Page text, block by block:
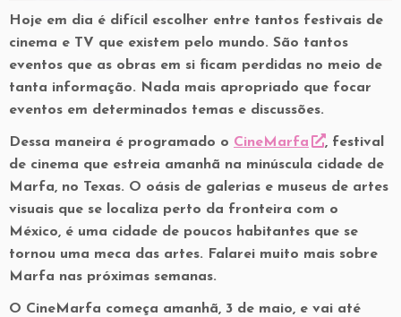
Hoje em dia é difícil escolher entre tantos festivais de
cinema e TV que existem pelo mundo. São tantos
eventos que as obras em si ficam perdidas no meio de
tanta informação. Nada mais apropriado que focar
eventos em determinados temas e discussões.
Dessa maneira é programado o CineMarfa
, festival
de cinema que estreia amanhã na minúscula cidade de
Marfa, no Texas. O oásis de galerias e museus de artes
visuais que se localiza perto da fronteira com o
México, é uma cidade de poucos habitantes que se
tornou uma meca das artes. Falarei muito mais sobre
Marfa nas próximas semanas.
O CineMarfa começa amanhã, 3 de maio, e vai até